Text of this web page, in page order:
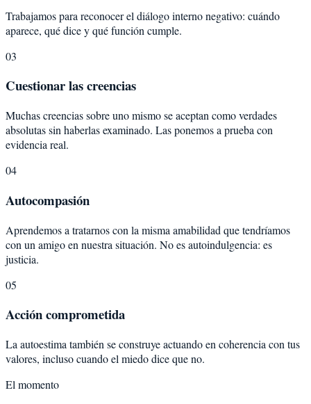
Trabajamos para reconocer el diálogo interno negativo: cuándo
aparece, qué dice y qué función cumple.
03
Cuestionar las creencias
Muchas creencias sobre uno mismo se aceptan como verdades
absolutas sin haberlas examinado. Las ponemos a prueba con
evidencia real.
04
Autocompasión
Aprendemos a tratarnos con la misma amabilidad que tendríamos
con un amigo en nuestra situación. No es autoindulgencia: es
justicia.
05
Acción comprometida
La autoestima también se construye actuando en coherencia con tus
valores, incluso cuando el miedo dice que no.
El momento